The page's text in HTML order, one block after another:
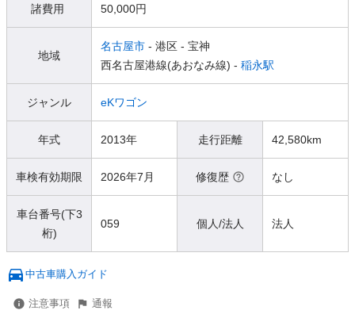
諸費用 50,000円
地域
名古屋市 - 港区 - 宝神
西名古屋港線(あおなみ線) - 稲永駅
ジャンル eKワゴン
年式 2013年 走行距離 42,580km
車検有効期限 2026年7月 修復歴 なし
車台番号(下3
桁)
059 個人/法人 法人
中古車購入ガイド
注意事項 通報